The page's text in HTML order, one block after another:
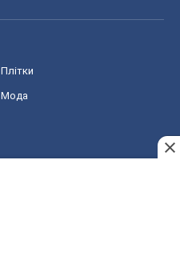
Плітки
Мода